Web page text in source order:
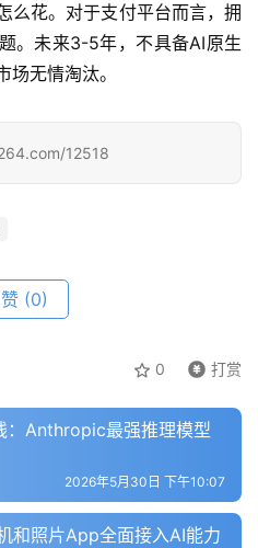
么花。对于支付平台而言，拥
。未来3-5年，不具备AI原生
无情淘汰。
12518
赞 (0)
0 打赏
：Anthropic最强推理模型
2026年5月30日 下午10:07
和照片App全面接入AI能力